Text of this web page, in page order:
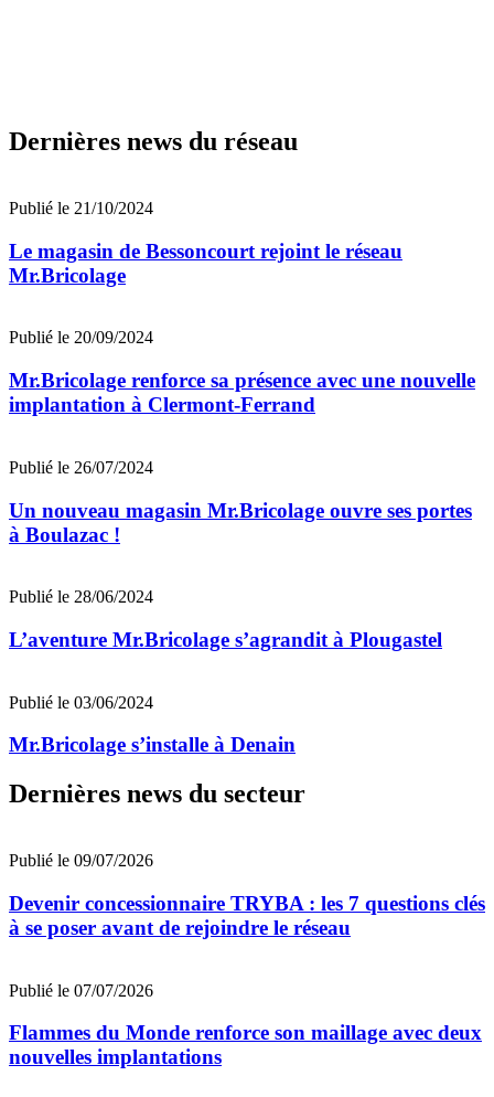
Dernières news du réseau
Publié le 21/10/2024
Le magasin de Bessoncourt rejoint le réseau
Mr.Bricolage
Publié le 20/09/2024
Mr.Bricolage renforce sa présence avec une nouvelle
implantation à Clermont-Ferrand
Publié le 26/07/2024
Un nouveau magasin Mr.Bricolage ouvre ses portes
à Boulazac !
Publié le 28/06/2024
L’aventure Mr.Bricolage s’agrandit à Plougastel
Publié le 03/06/2024
Mr.Bricolage s’installe à Denain
Dernières news du secteur
Publié le 09/07/2026
Devenir concessionnaire TRYBA : les 7 questions clés
à se poser avant de rejoindre le réseau
Publié le 07/07/2026
Flammes du Monde renforce son maillage avec deux
nouvelles implantations